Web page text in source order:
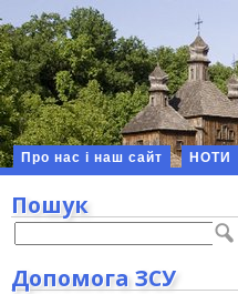
Про нас і наш сайт НОТИ
Пошук
Допомога ЗСУ